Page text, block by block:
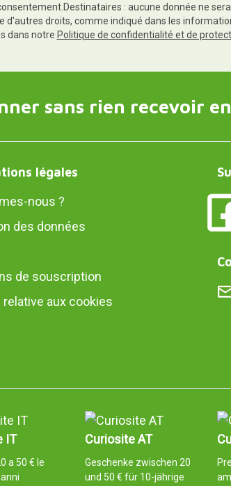
: aucune donnée ne
d'autres droits, comme indiqué dans les
dans notre Politique de confidentialité et de
sans rien recevoir
légales
nous ?
des données
de souscription
relative aux cookies
IT
a 50 € le
Curiosite AT
Geschenke zwischen 20
und 50 € für 10-jährige